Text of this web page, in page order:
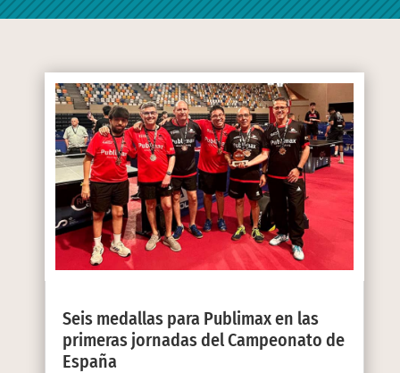
Seis medallas para Publimax en las
primeras jornadas del Campeonato de
España